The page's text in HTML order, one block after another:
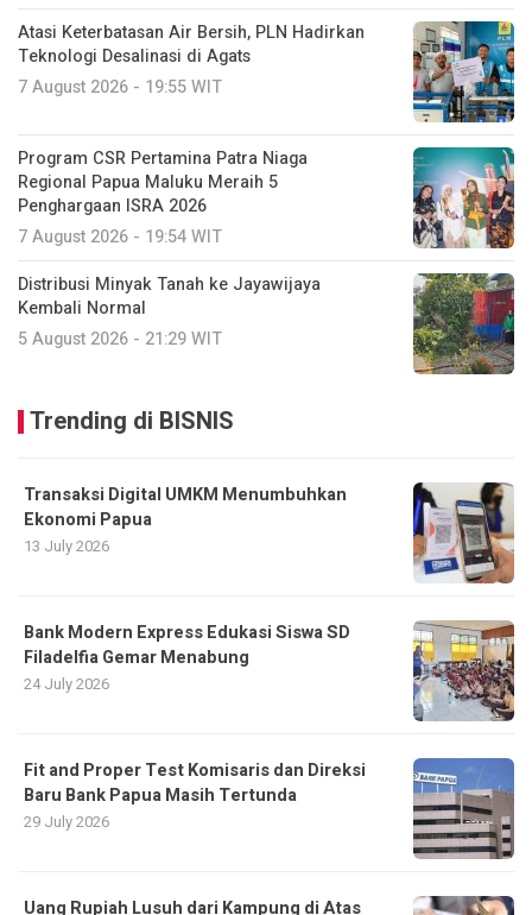
Atasi Keterbatasan Air Bersih, PLN Hadirkan
Teknologi Desalinasi di Agats
7 August 2026 - 19:55 WIT
Program CSR Pertamina Patra Niaga
Regional Papua Maluku Meraih 5
Penghargaan ISRA 2026
7 August 2026 - 19:54 WIT
Distribusi Minyak Tanah ke Jayawijaya
Kembali Normal
5 August 2026 - 21:29 WIT
Trending di BISNIS
Transaksi Digital UMKM Menumbuhkan
Ekonomi Papua
13 July 2026
Bank Modern Express Edukasi Siswa SD
Filadelfia Gemar Menabung
24 July 2026
Fit and Proper Test Komisaris dan Direksi
Baru Bank Papua Masih Tertunda
29 July 2026
Uang Rupiah Lusuh dari Kampung di Atas